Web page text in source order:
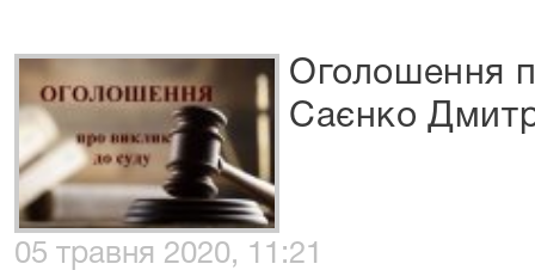
Оголошення
Саєнко
05 травня 2020, 11:21